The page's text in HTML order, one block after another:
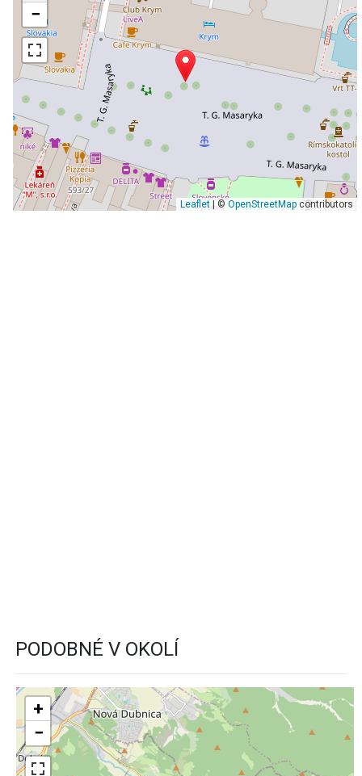
−
Leaflet| ©OpenStreetMapcontributors
PODOBNÉ V OKOLÍ
+
−